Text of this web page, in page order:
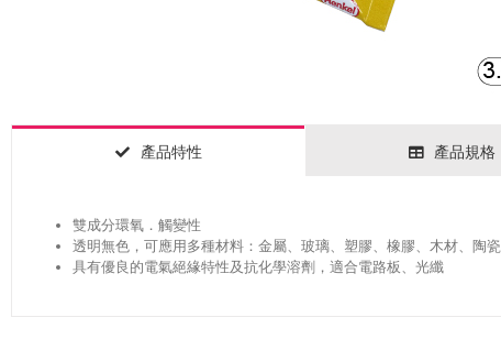
產品特性 產品規格
雙成分環氧．觸變性
透明無色，可應用多種材料：金屬、玻璃、塑膠、橡膠、木材、陶瓷
具有優良的電氣絕緣特性及抗化學溶劑，適合電路板、光纖